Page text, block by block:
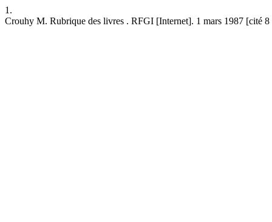
1.
Crouhy M. Rubrique des livres . RFGI [Internet]. 1 mars 1987 [cité